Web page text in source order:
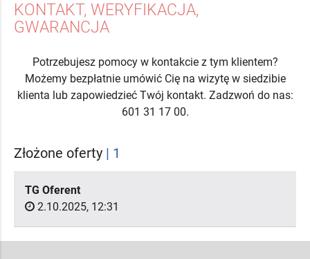
KONTAKT, WERYFIKACJA,
GWARANCJA
Potrzebujesz pomocy w kontakcie z tym klientem?
Możemy bezpłatnie umówić Cię na wizytę w siedzibie
klienta lub zapowiedzieć Twój kontakt. Zadzwoń do nas:
601 31 17 00.
Złożone oferty | 1
TG Oferent
2.10.2025, 12:31